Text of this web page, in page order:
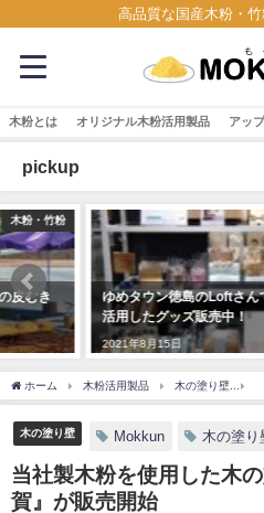
高品質な国産木粉・
木粉とは オリジナル木粉活用製品 アッ
pickup
news
ゆめタウン徳島のLoftさんで木粉を
活用したグッズ販売中！
2021年8月15日
ホーム 木粉活用製品 木の塗り壁
木の塗り壁 Mokkun 木の塗り
当社製木粉を使用した木
賀』が販売開始